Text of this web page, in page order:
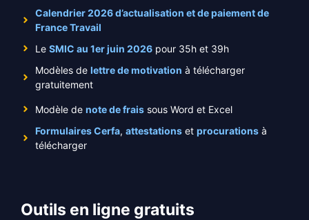
Calendrier 2026 d’actualisation et de paiement de
France Travail
Le SMIC au 1er juin 2026 pour 35h et 39h
Modèles de lettre de motivation à télécharger
gratuitement
Modèle de note de frais sous Word et Excel
Formulaires Cerfa, attestations et procurations à
télécharger
Outils en ligne gratuits